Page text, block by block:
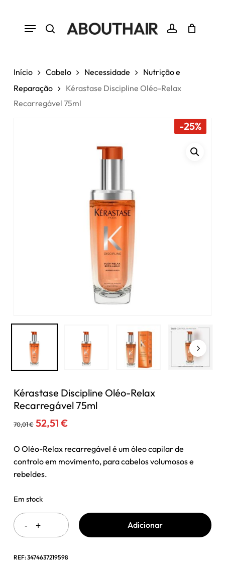
search account
Menu Cart Close
Cart
Início Cabelo Necessidade
Nutrição e
Reparação
Kérastase Discipline Oléo-Relax
Recarregável 75ml
-25%
Kérastase Discipline Oléo-Relax
Recarregável 75ml
70,01€ O
original
era:
70,01 €.
52,51 €O
atual
é:
O Oléo-Relax recarregável é um óleo capilar de
controlo em movimento, para cabelos volumosos e
rebeldes.
Em stock
Adicionar
REF:3474637219598
Seja o primeiro a avaliar
“Kérastase Discipline Oléo-
avaliação.